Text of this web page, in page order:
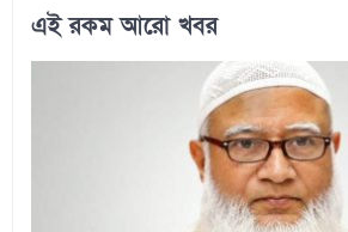
এই রকম আরো খবর